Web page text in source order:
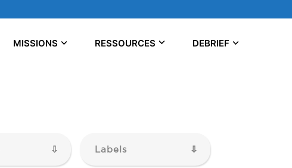
MISSIONS RESSOURCES DEBRIEF
Labels